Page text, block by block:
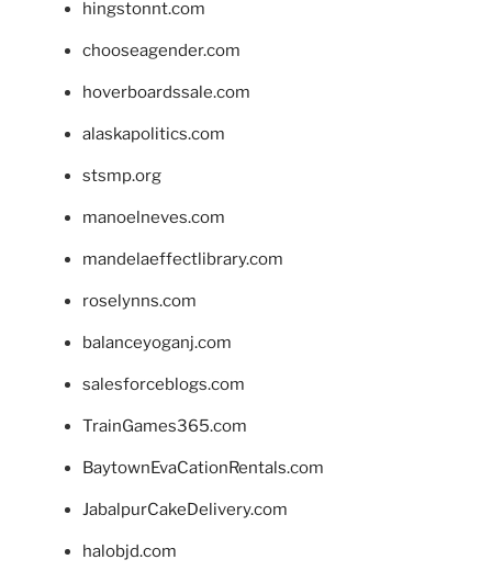
hingstonnt.com
chooseagender.com
hoverboardssale.com
alaskapolitics.com
stsmp.org
manoelneves.com
mandelaeffectlibrary.com
roselynns.com
balanceyoganj.com
salesforceblogs.com
TrainGames365.com
BaytownEvaCationRentals.com
JabalpurCakeDelivery.com
halobjd.com